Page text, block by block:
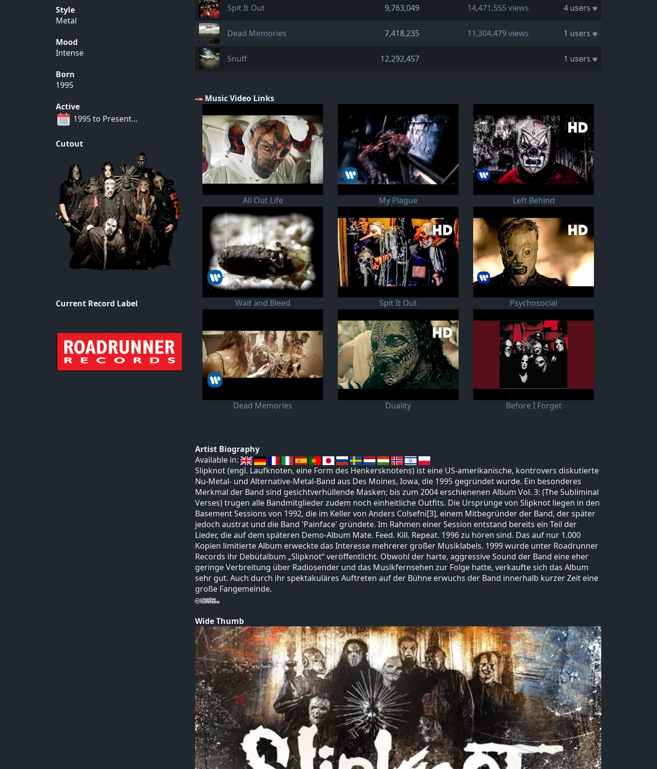
Style
Metal
Mood
Intense
Born
1995
Active
1995 to Present...
Cutout
Current Record Label
Spit It Out 9,763,049 14,471,555 views 4 users
Dead Memories 7,418,235 11,304,479 views 1 users
Snuff 12,292,457 1 users
Music Video Links
All Out Life My Plague Left Behind
Wait and Bleed Spit It Out Psychosocial
Dead Memories Duality Before I Forget
Artist Biography
Available in:
Slipknot (engl. Laufknoten, eine Form des Henkersknotens) ist eine US-amerikanische, kontrovers diskutierte
Nu-Metal- und Alternative-Metal-Band aus Des Moines, Iowa, die 1995 gegründet wurde. Ein besonderes
Merkmal der Band sind gesichtverhüllende Masken; bis zum 2004 erschienenen Album Vol. 3: (The Subliminal
Verses) trugen alle Bandmitglieder zudem noch einheitliche Outfits. Die Ursprünge von Slipknot liegen in den
Basement Sessions von 1992, die im Keller von Anders Colsefni[3], einem Mitbegründer der Band, der später
jedoch austrat und die Band 'Painface' gründete. Im Rahmen einer Session entstand bereits ein Teil der
Lieder, die auf dem späteren Demo-Album Mate. Feed. Kill. Repeat. 1996 zu hören sind. Das auf nur 1.000
Kopien limitierte Album erweckte das Interesse mehrerer großer Musiklabels. 1999 wurde unter Roadrunner
Records ihr Debütalbum „Slipknot“ veröffentlicht. Obwohl der harte, aggressive Sound der Band eine eher
geringe Verbreitung über Radiosender und das Musikfernsehen zur Folge hatte, verkaufte sich das Album
sehr gut. Auch durch ihr spektakuläres Auftreten auf der Bühne erwuchs der Band innerhalb kurzer Zeit eine
große Fangemeinde.
Wide Thumb